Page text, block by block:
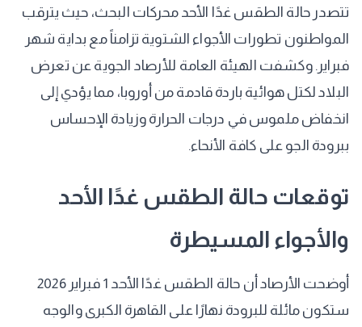
تتصدر حالة الطقس غدًا الأحد محركات البحث، حيث يترقب
المواطنون تطورات الأجواء الشتوية تزامناً مع بداية شهر
فبراير. وكشفت الهيئة العامة للأرصاد الجوية عن تعرض
البلاد لكتل هوائية باردة قادمة من أوروبا، مما يؤدي إلى
انخفاض ملموس في درجات الحرارة وزيادة الإحساس
ببرودة الجو على كافة الأنحاء.
​توقعات حالة الطقس غدًا الأحد
والأجواء المسيطرة
​أوضحت الأرصاد أن حالة الطقس غدًا الأحد 1 فبراير 2026
ستكون مائلة للبرودة نهارًا على القاهرة الكبرى والوجه